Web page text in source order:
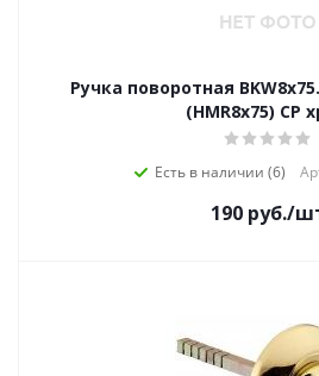
Ручка поворотная
(HMR8x75) CP
Есть в наличии (6)
190руб./